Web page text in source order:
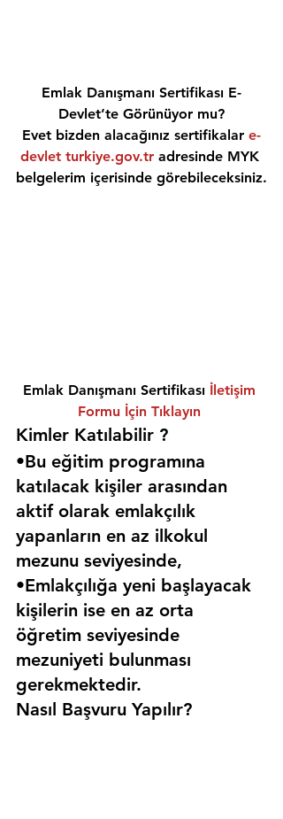
Emlak Danışmanı Sertifikası E-
Devlet’te Görünüyor mu?
Evet bizden alacağınız sertifikalar e-
devlet turkiye.gov.tr adresinde MYK
belgelerim içerisinde görebileceksiniz.
Emlak Danışmanı Sertifikası İletişim
Formu İçin Tıklayın
Kimler Katılabilir ?
•Bu eğitim programına
katılacak kişiler arasından
aktif olarak emlakçılık
yapanların en az ilkokul
mezunu seviyesinde,
•Emlakçılığa yeni başlayacak
kişilerin ise en az orta
öğretim seviyesinde
mezuniyeti bulunması
gerekmektedir.
Nasıl Başvuru Yapılır?